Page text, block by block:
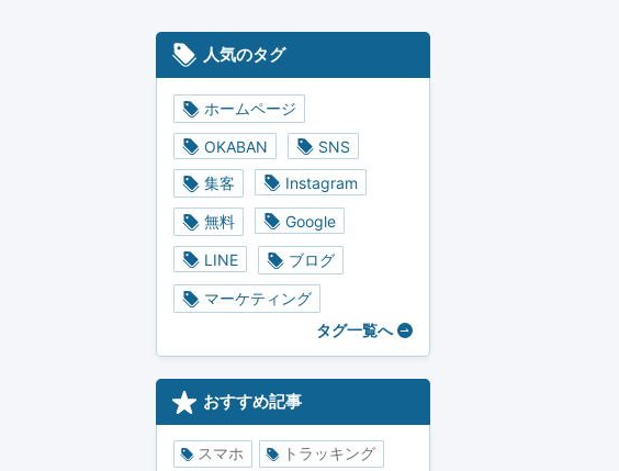
人気のタグ
ホームページ
OKABAN
SNS
集客
Instagram
無料 Google
LINE ブログ
マーケティング
タグ一覧へ
おすすめ記事
スマホ トラッキング